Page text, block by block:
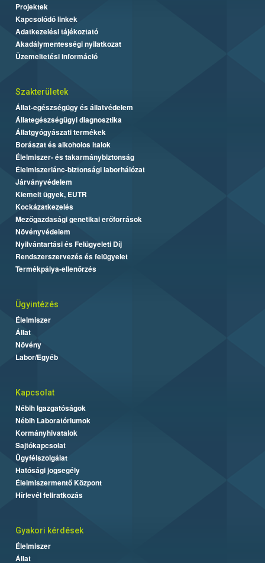
Projektek
Kapcsolódó linkek
Adatkezelési tájékoztató
Akadálymentességi nyilatkozat
Üzemeltetési információ
Szakterületek
Állat-egészségügy és állatvédelem
Állategészségügyi diagnosztika
Állatgyógyászati termékek
Borászat és alkoholos italok
Élelmiszer- és takarmánybiztonság
Élelmiszerlánc-biztonsági laborhálózat
Járványvédelem
Kiemelt ügyek, EUTR
Kockázatkezelés
Mezőgazdasági genetikai erőforrások
Növényvédelem
Nyilvántartási és Felügyeleti Díj
Rendszerszervezés és felügyelet
Termékpálya-ellenőrzés
Ügyintézés
Élelmiszer
Állat
Növény
Labor/Egyéb
Kapcsolat
Nébih Igazgatóságok
Nébih Laboratóriumok
Kormányhivatalok
Sajtókapcsolat
Ügyfélszolgálat
Hatósági jogsegély
Élelmiszermentő Központ
Hírlevél feliratkozás
Gyakori kérdések
Élelmiszer
Állat